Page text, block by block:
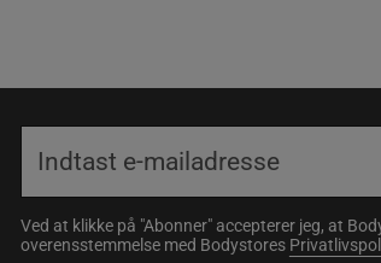
Ved at klikke på "Abonner" accepterer jeg, at
overensstemmelse med Bodystores